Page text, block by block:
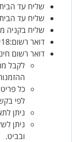
שליח עד הבית:
שליח עד הבית בקנייה
שליח בקניה מעל
דואר רשום:₪18
דואר רשום
לקבל
כל
לפי
ניתן
ניתן
ובביט.